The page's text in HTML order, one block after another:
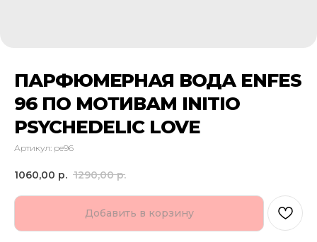
ПАРФЮМЕРНАЯ ВОДА ENFES
96 ПО МОТИВАМ INITIO
PSYCHEDELIC LOVE
Артикул: pe96
1060,00 р. 1290,00 р.
Добавить в корзину